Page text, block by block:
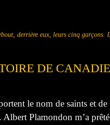
derrière eux, leurs cinq
DE
le nom de saints et
Plamondon m’a